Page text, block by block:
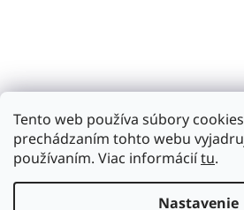
Tento web používa súbory
prechádzaním tohto webu
používaním. Viac informáciítu.
Nastavenie
Gavri.cz Gavri.es
Vytvoril